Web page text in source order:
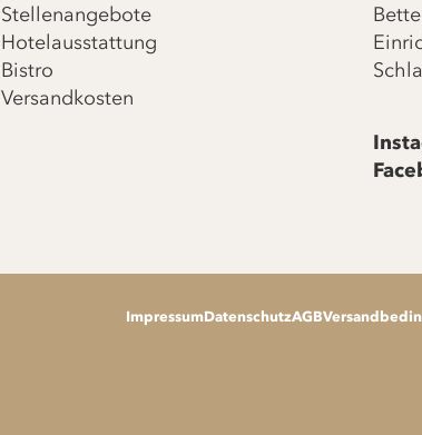
Stellenangebote
Hotelausstattung
Bistro
Versandkosten
ImpressumDatenschutzAGB